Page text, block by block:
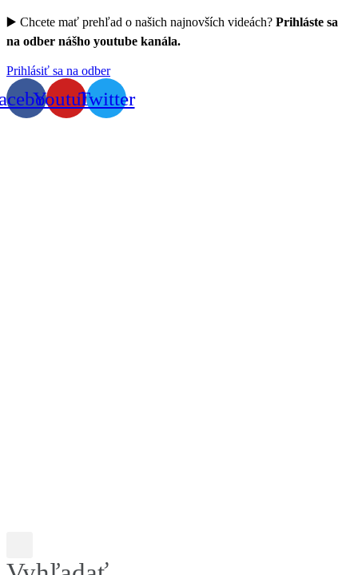
▶️ Chcete mať prehľad o našich najnovších videách? Prihláste sa
na odber nášho youtube kanála.
Prihlásiť sa na odber
YoutubeTwitter